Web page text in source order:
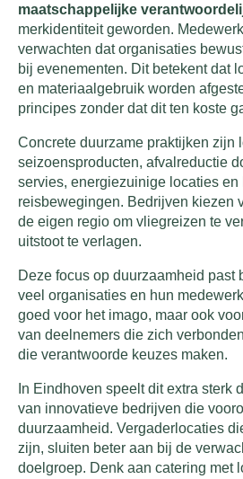
maatschappelijke
merkidentiteit geworden.
verwachten dat organisaties
bij evenementen. Dit betekent dat
en materiaalgebruik worden
principes zonder dat dit ten koste
Concrete duurzame praktijken zijn
seizoensproducten, afvalreductie
servies, energiezuinige locaties
reisbewegingen. Bedrijven kiezen
de eigen regio om vliegreizen te
uitstoot te verlagen.
Deze focus op duurzaamheid past
veel organisaties en hun
goed voor het imago, maar ook
van deelnemers die zich
die verantwoorde keuzes maken.
In Eindhoven speelt dit extra sterk
van innovatieve bedrijven die
duurzaamheid. Vergaderlocaties
zijn, sluiten beter aan bij de
doelgroep. Denk aan catering met